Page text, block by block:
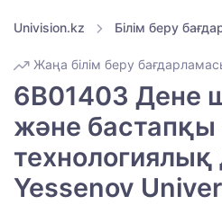
Univision.kz Білім беру
Жаңа білім беру
6B01403 Дене
және бастапқы
Yessenov